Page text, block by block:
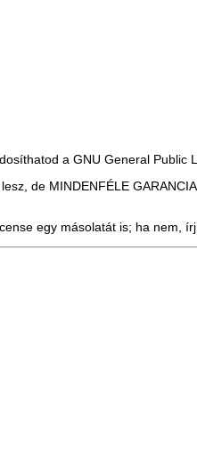
a GNU General
de MINDENFÉLE
egy másolatát is; ha nem,